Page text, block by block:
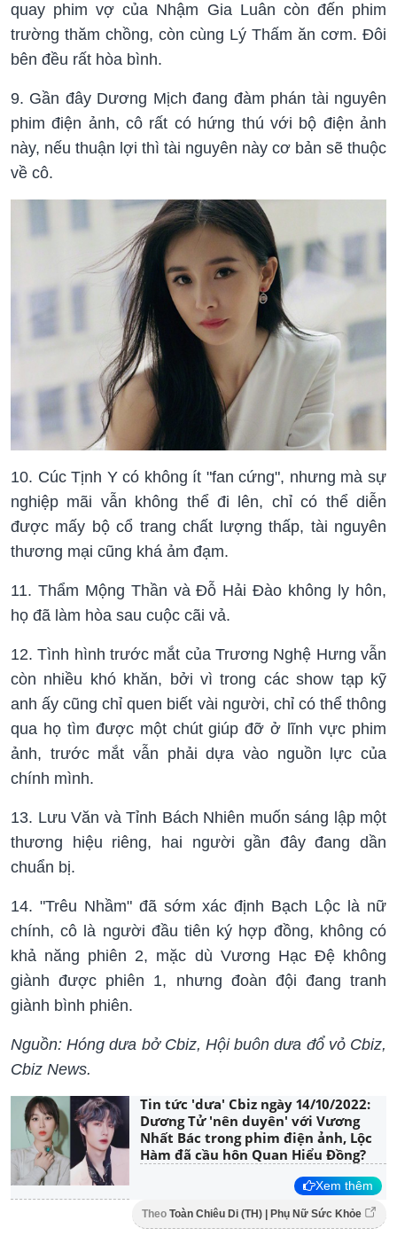
quay phim vợ của Nhậm Gia Luân còn đến phim
trường thăm chồng, còn cùng Lý Thấm ăn cơm. Đôi
bên đều rất hòa bình.
9. Gần đây Dương Mịch đang đàm phán tài nguyên
phim điện ảnh, cô rất có hứng thú với bộ điện ảnh
này, nếu thuận lợi thì tài nguyên này cơ bản sẽ thuộc
về cô.
10. Cúc Tịnh Y có không ít "fan cứng", nhưng mà sự
nghiệp mãi vẫn không thể đi lên, chỉ có thể diễn
được mấy bộ cổ trang chất lượng thấp, tài nguyên
thương mại cũng khá ảm đạm.
11. Thẩm Mộng Thần và Đỗ Hải Đào không ly hôn,
họ đã làm hòa sau cuộc cãi vả.
12. Tình hình trước mắt của Trương Nghệ Hưng vẫn
còn nhiều khó khăn, bởi vì trong các show tạp kỹ
anh ấy cũng chỉ quen biết vài người, chỉ có thể thông
qua họ tìm được một chút giúp đỡ ở lĩnh vực phim
ảnh, trước mắt vẫn phải dựa vào nguồn lực của
chính mình.
13. Lưu Văn và Tỉnh Bách Nhiên muốn sáng lập một
thương hiệu riêng, hai người gần đây đang dần
chuẩn bị.
14. "Trêu Nhầm" đã sớm xác định Bạch Lộc là nữ
chính, cô là người đầu tiên ký hợp đồng, không có
khả năng phiên 2, mặc dù Vương Hạc Đệ không
giành được phiên 1, nhưng đoàn đội đang tranh
giành bình phiên.
Nguồn: Hóng dưa bở Cbiz, Hội buôn dưa đổ vỏ Cbiz,
Cbiz News.
Tin tức 'dưa' Cbiz ngày 14/10/2022:
Dương Tử 'nên duyên' với Vương
Nhất Bác trong phim điện ảnh, Lộc
Hàm đã cầu hôn Quan Hiểu Đồng?
Xem thêm
Theo Toàn Chiêu Di (TH) | Phụ Nữ Sức Khỏe